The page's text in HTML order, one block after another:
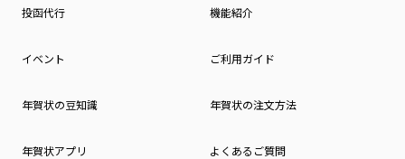
投函代行 機能紹介
イベント ご利用ガイド
年賀状の豆知識 年賀状の注文方法
年賀状アプリ よくあるご質問